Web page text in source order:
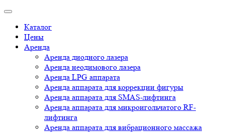
Каталог
Цены
Аренда
Аренда диодного лазера
Аренда неодимового лазера
Аренда LPG аппарата
Аренда аппарата для коррекции фигуры
Аренда аппарата для SMAS-лифтинга
Аренда аппарата для микроигольчатого RF-
лифтинга
Аренда аппарата для вибрационного массажа